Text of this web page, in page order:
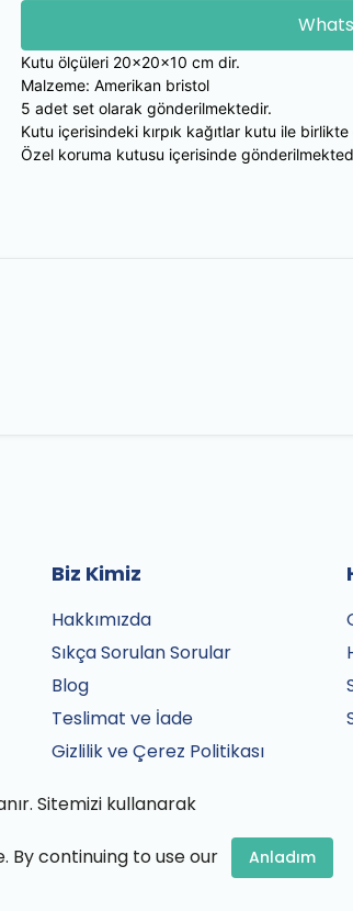
Sitemizi kullanarak
By continuing to use our
Anladım
Kutu ölçüleri 20x20x10 cm dir.
Malzeme: Amerikan bristol
5 adet set olarak gönderilmektedir.
Kutu içerisindeki kırpık kağıtlar kutu ile
Özel koruma kutusu içerisinde
Biz Kimiz
Hakkımızda
Sıkça Sorulan Sorular
Blog
Teslimat ve İade
Gizlilik ve Çerez Politikası
İletişim